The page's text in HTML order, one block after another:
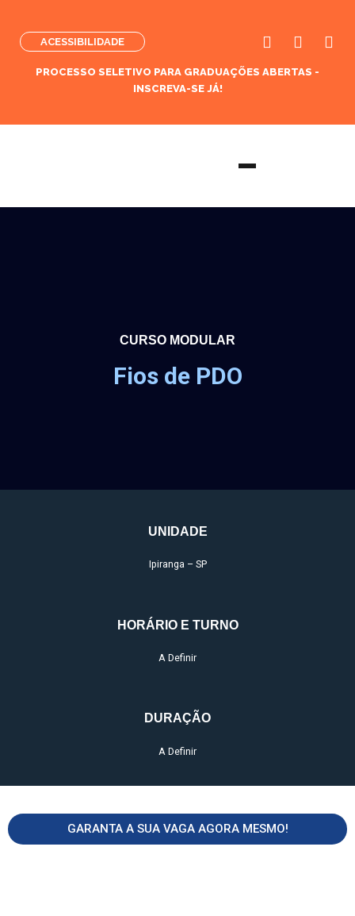
ACESSIBILIDADE
PROCESSO SELETIVO PARA GRADUAÇÕES ABERTAS -
INSCREVA-SE JÁ!
CURSO MODULAR
Fios de PDO
UNIDADE
Ipiranga – SP
HORÁRIO E TURNO
A Definir
DURAÇÃO
A Definir
GARANTA A SUA VAGA AGORA MESMO!